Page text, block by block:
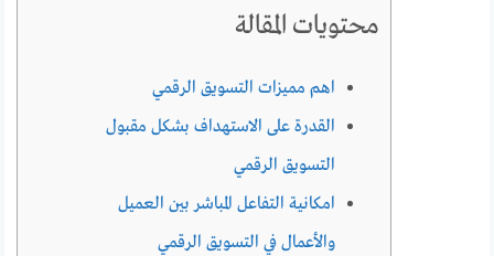
محتويات المقالة
اهم مميزات التسويق الرقمي
القدرة على الاستهداف بشكل مقبول
التسويق الرقمي
امكانية التفاعل المباشر بين العميل
والأعمال في التسويق الرقمي